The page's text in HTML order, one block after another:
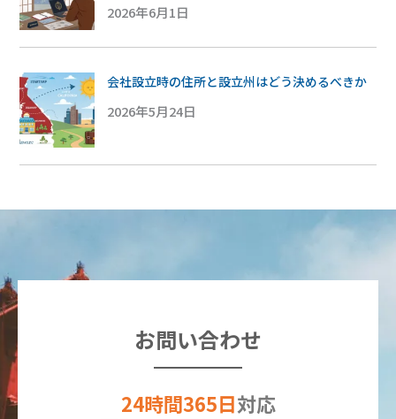
2026年6月1日
会社設立時の住所と設立州はどう決めるべきか
2026年5月24日
お問い合わせ
24時間365日対応